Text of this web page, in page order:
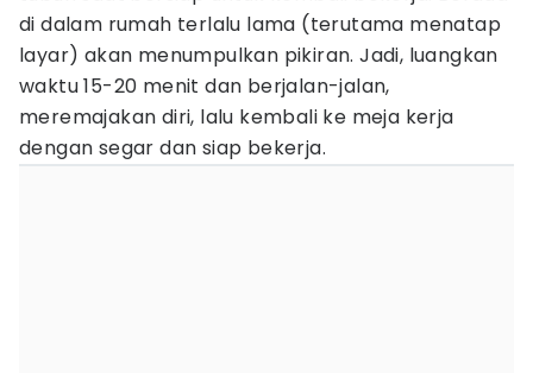
di dalam rumah terlalu lama (terutama menatap
layar) akan menumpulkan pikiran. Jadi, luangkan
waktu 15-20 menit dan berjalan-jalan,
meremajakan diri, lalu kembali ke meja kerja
dengan segar dan siap bekerja.